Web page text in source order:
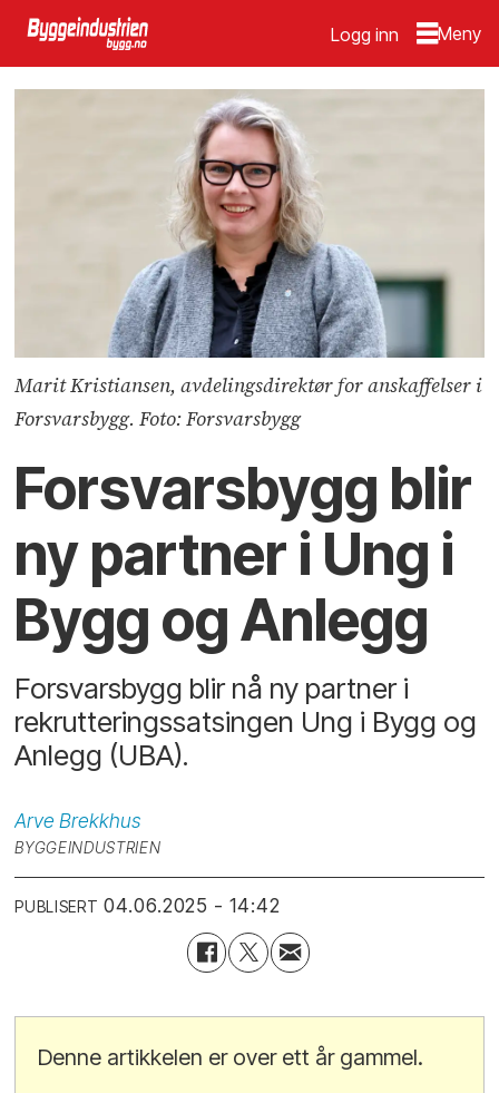
Logg inn
Marit Kristiansen, avdelingsdirektør for anskaffelser i
Forsvarsbygg. Foto: Forsvarsbygg
Forsvarsbygg blir
ny partner i Ung i
Bygg og Anlegg
Forsvarsbygg blir nå ny partner i
rekrutteringssatsingen Ung i Bygg og
Anlegg (UBA).
Arve Brekkhus
BYGGEINDUSTRIEN
PUBLISERT 04.06.2025 - 14:42
Denne artikkelen er over ett år gammel.